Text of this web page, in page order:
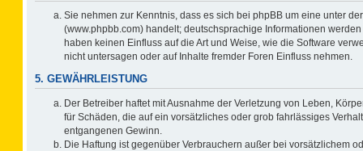
Sie nehmen zur Kenntnis, dass es sich bei phpBB um eine unter der
(www.phpbb.com) handelt; deutschsprachige Informationen
haben keinen Einfluss auf die Art und Weise, wie die Software
nicht untersagen oder auf Inhalte fremder Foren Einfluss nehmen.
5. GEWÄHRLEISTUNG
Der Betreiber haftet mit Ausnahme der Verletzung von Leben,
für Schäden, die auf ein vorsätzliches oder grob fahrlässiges
entgangenen Gewinn.
Die Haftung ist gegenüber Verbrauchern außer bei vorsätzlichem